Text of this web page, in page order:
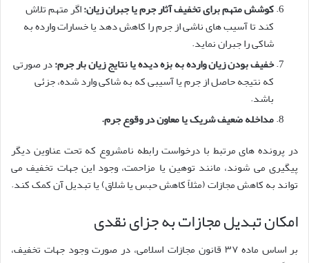
کوشش متهم برای تخفیف آثار جرم یا جبران زیان:اگر متهم تلاش
کند تا آسیب های ناشی از جرم را کاهش دهد یا خسارات وارده به
شاکی را جبران نماید.
خفیف بودن زیان وارده به بزه دیده یا نتایج زیان بار جرم:در صورتی
که نتیجه حاصل از جرم یا آسیبی که به شاکی وارد شده، جزئی
باشد.
مداخله ضعیف شریک یا معاون در وقوع جرم.
در پرونده های مرتبط با درخواست رابطه نامشروع که تحت عناوین دیگر
پیگیری می شوند، مانند توهین یا مزاحمت، وجود این جهات تخفیف می
تواند به کاهش مجازات (مثلاً کاهش حبس یا شلاق) یا تبدیل آن کمک کند.
امکان تبدیل مجازات به جزای نقدی
بر اساس ماده ۳۷ قانون مجازات اسلامی، در صورت وجود جهات تخفیف،